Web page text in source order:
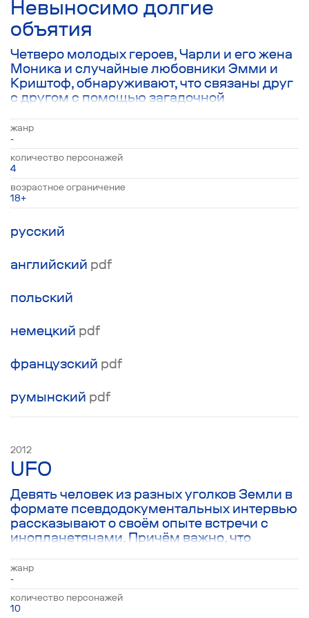
Невыносимо долгие
объятия
Четверо молодых героев, Чарли и его жена
Моника и случайные любовники Эмми и
Криштоф, обнаруживают, что связаны друг
с другом с помощью загадочной
персонажей оказывается в непростой
ситуации, когда окружающий мир не
принимает их, а они не понимают
окружающий мир. Спасение приходит в
виде инопланетного голоса, который
предлагает каждому из них отправиться в
другую галактику, распрощавшись со
своей телесной оболочкой. Пьеса касается
социальной темы миграции, а также
описывает духовный опыт.
жанр
-
количество персонажей
4
возрастное ограничение
18+
русский
английский pdf
польский
немецкий pdf
французский pdf
румынский pdf
UFO
2012
Девять человек из разных уголков Земли в
формате псевдодокументальных интервью
рассказывают о своём опыте встречи с
инопланетянами. Причём важно, что
о самом факте контакта с НЛО, сколько о
мощнейшем сакральном эффекте, который
этот уникальный опыт на них произвёл.
жанр
-
количество персонажей
10